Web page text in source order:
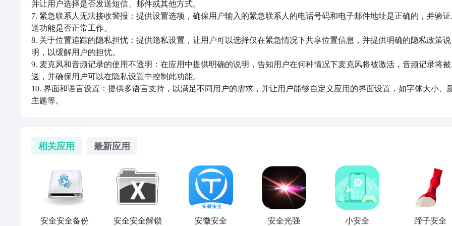
并让用户选择是否发送短信、邮件或其他方式。
7. 紧急联系人无法接收警报：提供设置选项，确保用户输入的紧急联系人的电话号码和电子邮件地址是正确的，并验
送功能是否正常工作。
8. 关于位置追踪的隐私担忧：提供隐私设置，让用户可以选择仅在紧急情况下共享位置信息，并提供明确的隐私政策说
明，以缓解用户的担忧。
9. 麦克风和音频记录的使用不透明：在应用中提供明确的说明，告知用户在何种情况下麦克风将被激活，音频记录将
送，并确保用户可以在隐私设置中控制此功能。
10. 界面和语言设置：提供多语言支持，以满足不同用户的需求，并让用户能够自定义应用的界面设置，如字体大小、
主题等。
相关应用 最新应用
安全安全备份 安全安全解锁 安徽安全 安全光强 小安全 蹄子安全